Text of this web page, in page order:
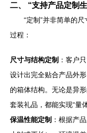
二、 “支持产品定制
“定制”并非简单的
过程：
尺寸与结构定制 ：客户
设计出完全贴合产品外
的箱体结构。无论是异
套装礼品，都能实现“量体
保温性能定制 ：根据产